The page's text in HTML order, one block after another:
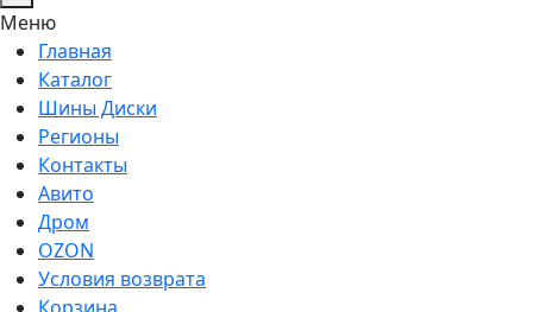
Меню
Главная
Каталог
Шины Диски
Регионы
Контакты
Авито
Дром
OZON
Условия возврата